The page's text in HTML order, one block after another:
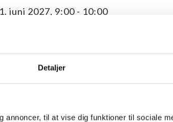
Detaljer
annoncer, til at vise dig funktioner til sociale
1. juni 2027, 9:00 - 10:00